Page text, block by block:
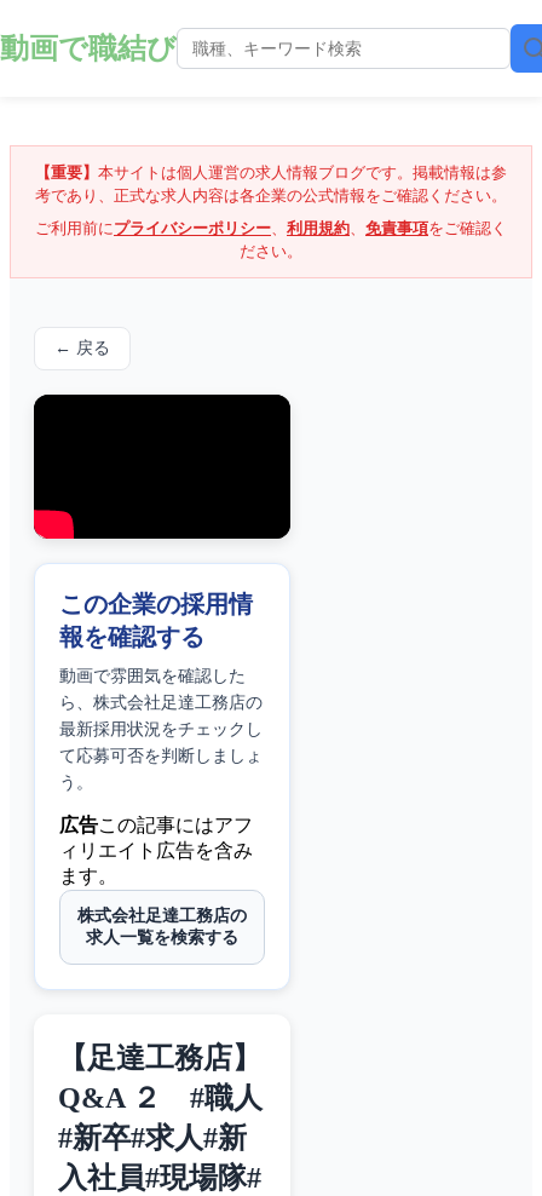
動画で職結び
【重要】 本サイトは個人運営の求人情報ブログです。掲載情報は参
考であり、正式な求人内容は各企業の公式情報をご確認ください。
ご利用前にプライバシーポリシー、 利用規約、 免責事項をご確認く
ださい。
← 戻る
この企業の採用情
報を確認する
動画で雰囲気を確認した
ら、 株式会社足達工務店の
最新採用状況をチェックし
て応募可否を判断しましょ
う。
広告この記事にはアフ
ィリエイト広告を含み
ます。
株式会社足達工務店の
求人一覧を検索する
【足達工務店】
Q&A ２ #職人
#新卒#求人#新
入社員#現場隊#